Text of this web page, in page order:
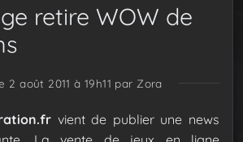
retire WOW de
2 août 2011 à 19h11 par Zora
vient de publier une news